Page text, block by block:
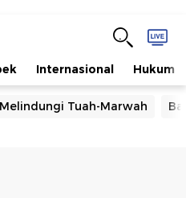
Internasional Hukum
Melindungi Tuah-Marwah